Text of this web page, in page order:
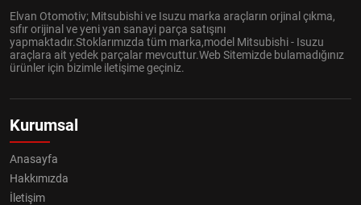
Elvan Otomotiv; Mitsubishi ve Isuzu marka araçların orjinal çıkma,
sıfır orijinal ve yeni yan sanayi parça satışını
yapmaktadır.Stoklarımızda tüm marka,model Mitsubishi - Isuzu
araçlara ait yedek parçalar mevcuttur.Web Sitemizde bulamadığınız
ürünler için bizimle iletişime geçiniz.
Kurumsal
Anasayfa
Hakkımızda
İletişim